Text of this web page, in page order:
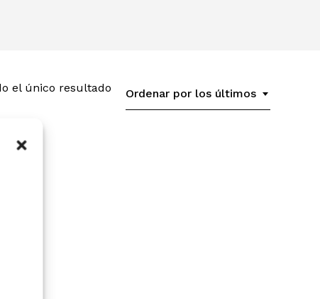
Ordenar por los últimos
el único resultado